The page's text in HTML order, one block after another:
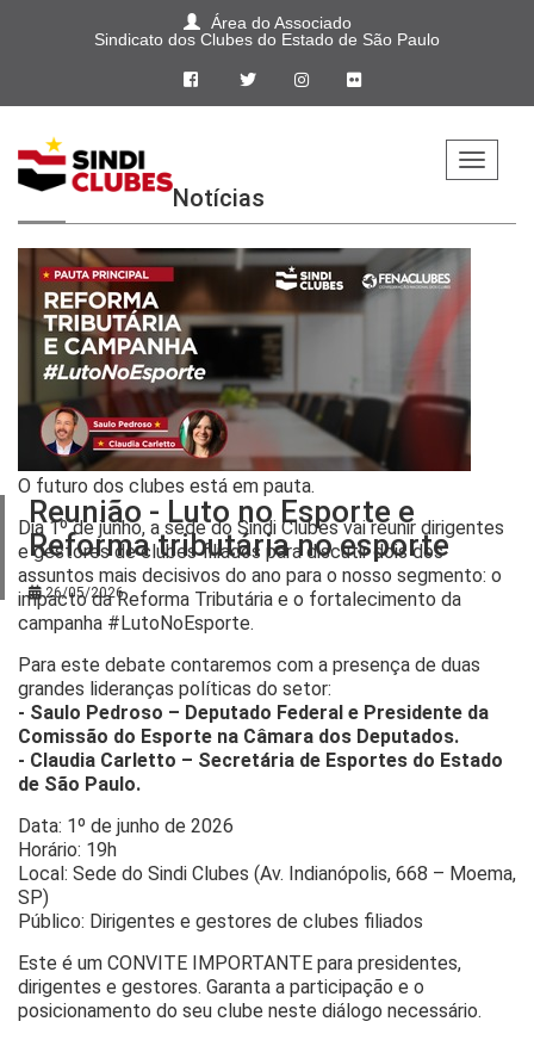
Área do Associado
Sindicato dos Clubes do Estado de São Paulo
Home
Sindi
Clubes
Jurídico
Aprendiz
Pepac
Cultural
Consultorias
Parceiros
Contato
Notícias
Reunião - Luto no Esporte e
Reforma tributária no esporte
26/05/2026
O futuro dos clubes está em pauta.
Dia 1º de junho, a sede do Sindi Clubes vai reunir dirigentes
e gestores de clubes filiados para discutir dois dos
assuntos mais decisivos do ano para o nosso segmento: o
impacto da Reforma Tributária e o fortalecimento da
campanha #LutoNoEsporte.
Para este debate contaremos com a presença de duas
grandes lideranças políticas do setor:
- Saulo Pedroso – Deputado Federal e Presidente da
Comissão do Esporte na Câmara dos Deputados.
- Claudia Carletto – Secretária de Esportes do Estado
de São Paulo.
Data: 1º de junho de 2026
Horário: 19h
Local: Sede do Sindi Clubes (Av. Indianópolis, 668 – Moema,
SP)
Público: Dirigentes e gestores de clubes filiados
Este é um CONVITE IMPORTANTE para presidentes,
dirigentes e gestores. Garanta a participação e o
posicionamento do seu clube neste diálogo necessário.